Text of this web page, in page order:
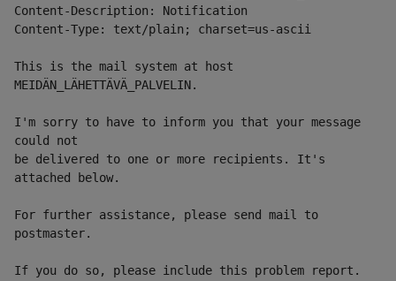
Content-Description: Notification
Content-Type: text/plain; charset=us-ascii
This is the mail system at host
MEIDÄN_LÄHETTÄVÄ_PALVELIN.
I'm sorry to have to inform you that your message
could not
be delivered to one or more recipients. It's
attached below.
For further assistance, please send mail to
postmaster.
If you do so, please include this problem report.